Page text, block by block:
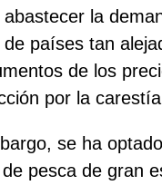
la
países tan
de los
por la
se ha
pesca de gran